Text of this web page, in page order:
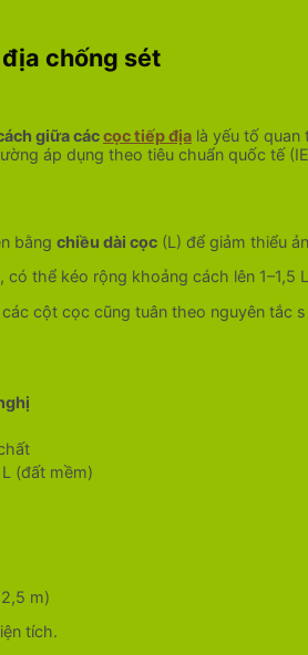
chống sét
giữa cáccọc tiếp địa là yếu tố
áp dụng theo tiêu chuẩn quốc tế
bằngchiều dài cọc (L) để giảm thiểu
thể kéo rộng khoảng cách lên 1–1,5
cột cọc cũng tuân theo nguyên tắc s
(đất mềm)
m)
tích.